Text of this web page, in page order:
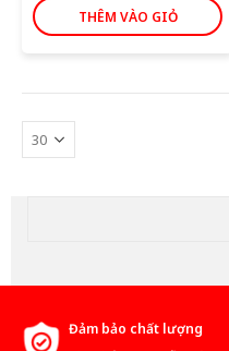
THÊM VÀO GIỎ
Đảm bảo chất lượng